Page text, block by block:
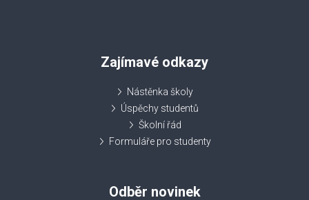
Zajímavé odkazy
Nástěnka školy
Úspěchy studentů
Školní řád
Formuláře pro studenty
Odběr novinek